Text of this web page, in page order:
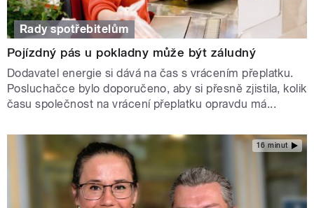
Rady spotřebitelům
Pojízdný pás u pokladny může být záludný
Dodavatel energie si dává na čas s vrácením přeplatku.
Posluchačce bylo doporučeno, aby si přesně zjistila, kolik
času společnost na vrácení přeplatku opravdu má...
16 minut